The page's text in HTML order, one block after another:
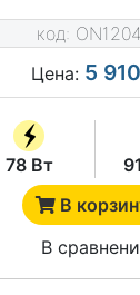
код:
Цена: 5 910
78 Вт
В
В